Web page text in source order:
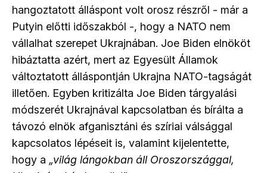
hangoztatott álláspont volt orosz részről - már a
Putyin előtti időszakból -, hogy a NATO nem
vállalhat szerepet Ukrajnában. Joe Biden elnököt
hibáztatta azért, mert az Egyesült Államok
változtatott álláspontján Ukrajna NATO-tagságát
illetően. Egyben kritizálta Joe Biden tárgyalási
módszerét Ukrajnával kapcsolatban és bírálta a
távozó elnök afganisztáni és szíriai válsággal
kapcsolatos lépéseit is, valamint kijelentette,
hogy a „világ lángokban áll Oroszországgal,